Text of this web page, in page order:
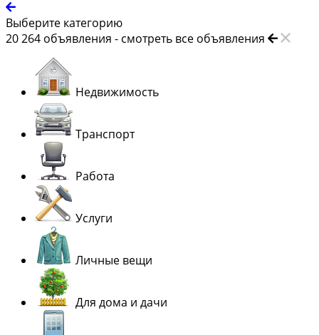
Выберите категорию
20 264 объявления - смотреть все объявления
Недвижимость
Транспорт
Работа
Услуги
Личные вещи
Для дома и дачи